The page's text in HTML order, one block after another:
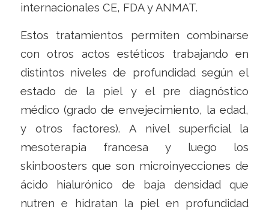
internacionales CE, FDA y ANMAT.
Estos tratamientos permiten combinarse
con otros actos estéticos trabajando en
distintos niveles de profundidad según el
estado de la piel y el pre diagnóstico
médico (grado de envejecimiento, la edad,
y otros factores). A nivel superficial la
mesoterapia francesa y luego los
skinboosters que son microinyecciones de
ácido hialurónico de baja densidad que
nutren e hidratan la piel en profundidad